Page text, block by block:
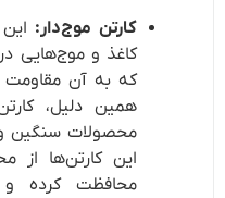
کارتن موج‌دار:
کاغذ و موج‌هایی
که به آن مقاومت
همین دلیل،
محصولات سنگین
این کارتن‌ها از
محافظت کرده